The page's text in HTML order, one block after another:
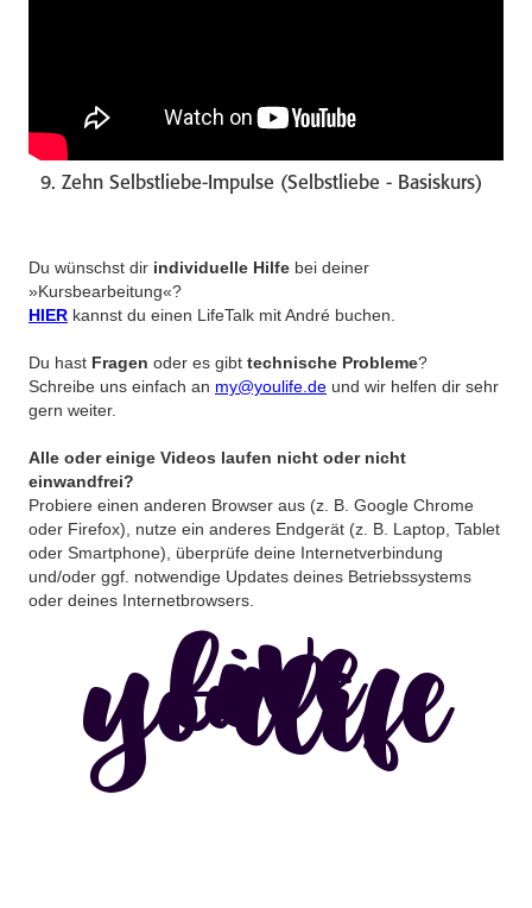
9. Zehn Selbstliebe-Impulse (Selbstliebe - Basiskurs)
Du wünschst dir individuelle Hilfe bei deiner
»Kursbearbeitung«?
HIER kannst du einen LifeTalk mit André buchen.
Du hast Fragen oder es gibt technische Probleme?
Schreibe uns einfach an my@youlife.de und wir helfen dir sehr
gern weiter.
Alle oder einige Videos laufen nicht oder nicht
einwandfrei?
Probiere einen anderen Browser aus (z. B. Google Chrome
oder Firefox), nutze ein anderes Endgerät (z. B. Laptop, Tablet
oder Smartphone), überprüfe deine Internetverbindung
und/oder ggf. notwendige Updates deines Betriebssystems
oder deines Internetbrowsers.
live
youlife